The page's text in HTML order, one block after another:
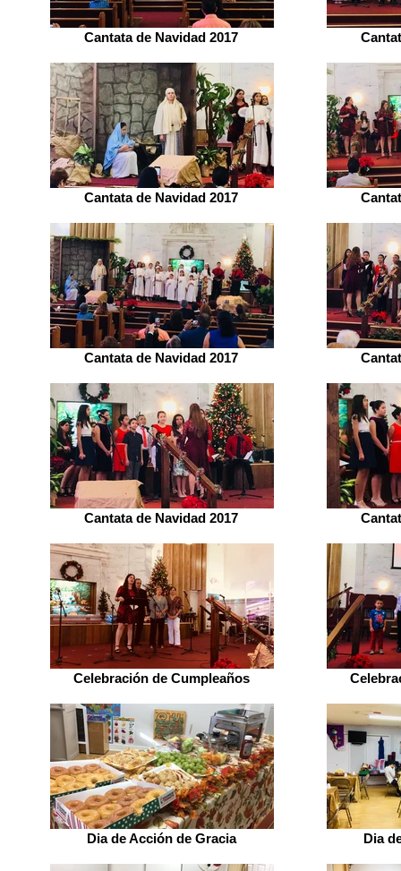
Cantata de Navidad 2017
Cantata de Navidad 2017
Cantata de Navidad 2017
Cantata de Navidad 2017
Celebración de Cumpleaños
Dia de Acción de Gracia Dia